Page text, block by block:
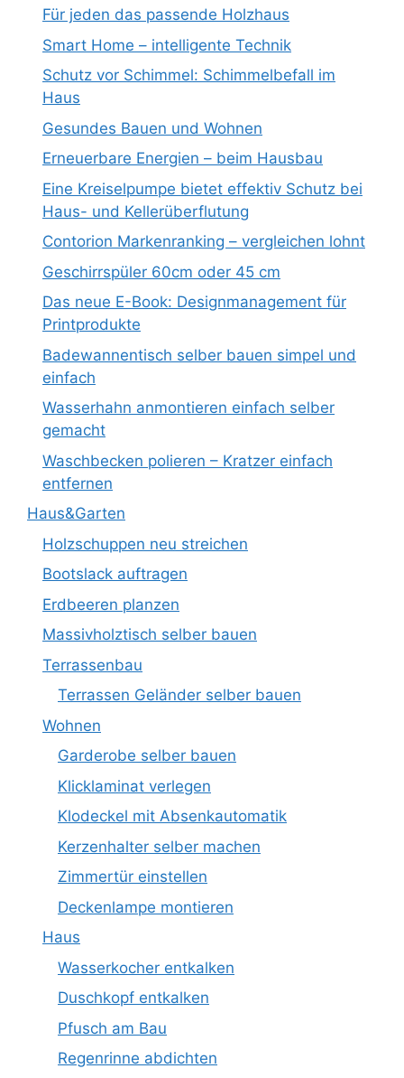
Für jeden das passende Holzhaus
Smart Home – intelligente Technik
Schutz vor Schimmel: Schimmelbefall im
Haus
Gesundes Bauen und Wohnen
Erneuerbare Energien – beim Hausbau
Eine Kreiselpumpe bietet effektiv Schutz bei
Haus- und Kellerüberflutung
Contorion Markenranking – vergleichen lohnt
Geschirrspüler 60cm oder 45 cm
Das neue E-Book: Designmanagement für
Printprodukte
Badewannentisch selber bauen simpel und
einfach
Wasserhahn anmontieren einfach selber
gemacht
Waschbecken polieren – Kratzer einfach
entfernen
Haus&Garten
Holzschuppen neu streichen
Bootslack auftragen
Erdbeeren planzen
Massivholztisch selber bauen
Terrassenbau
Terrassen Geländer selber bauen
Wohnen
Garderobe selber bauen
Klicklaminat verlegen
Klodeckel mit Absenkautomatik
Kerzenhalter selber machen
Zimmertür einstellen
Deckenlampe montieren
Haus
Wasserkocher entkalken
Duschkopf entkalken
Pfusch am Bau
Regenrinne abdichten